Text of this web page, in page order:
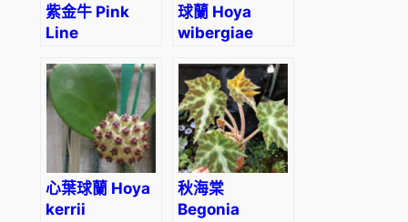
紫金牛 Pink
Line
(Ardisia sp)
球蘭 Hoya
wibergiae
心葉球蘭 Hoya
kerrii
秋海棠
Begonia